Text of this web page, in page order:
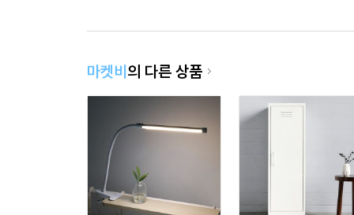
마켓비의 다른 상품